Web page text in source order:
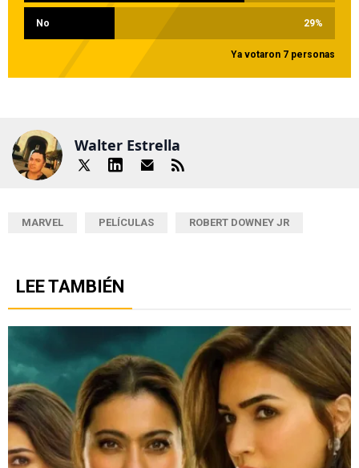
No 29%
Ya votaron 7 personas
Walter Estrella
MARVEL PELÍCULAS ROBERT DOWNEY JR
LEE TAMBIÉN